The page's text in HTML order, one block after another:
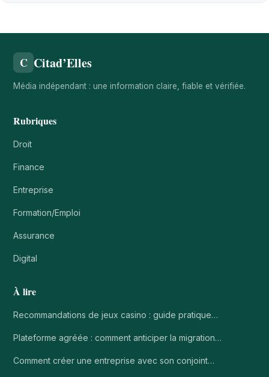
C Citad’Elles
Média indépendant : une information claire, fiable et vérifiée.
Rubriques
Droit
Finance
Entreprise
Formation/Emploi
Assurance
Digital
À lire
Recommandations de jeux casino : guide pratique…
Plateforme agréée : comment anticiper la migration…
Comment créer une entreprise avec son conjoint…